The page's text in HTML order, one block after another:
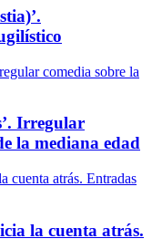
Irregular
la mediana edad
la cuenta atrás.